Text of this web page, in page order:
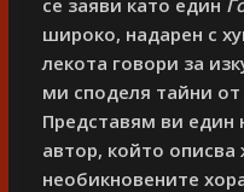
широко, надарен с
лекота говори за
ми споделя тайни
Представям ви един
автор, който описва
необикновените